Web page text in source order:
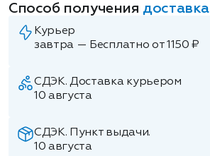
Способ получения доставка
Курьер
завтра — Бесплатно от 1150 ₽
СДЭК. Доставка курьером
10 августа
СДЭК. Пункт выдачи.
10 августа